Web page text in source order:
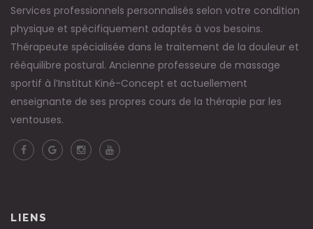
Services professionnels personnalisés selon votre condition
physique et spécifiquement adaptés à vos besoins.
Thérapeute spécialisée dans le traitement de la douleur et
rééquilibre postural. Ancienne professeure de massage
sportif à l’Institut Kiné-Concept et actuellement
enseignante de ses propres cours de la thérapie par les
ventouses.
LIENS